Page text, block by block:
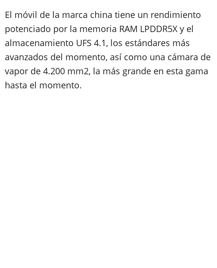
El móvil de la marca china tiene un rendimiento
potenciado por la memoria RAM LPDDR5X y el
almacenamiento UFS 4.1, los estándares más
avanzados del momento, así como una cámara de
vapor de 4.200 mm2, la más grande en esta gama
hasta el momento.